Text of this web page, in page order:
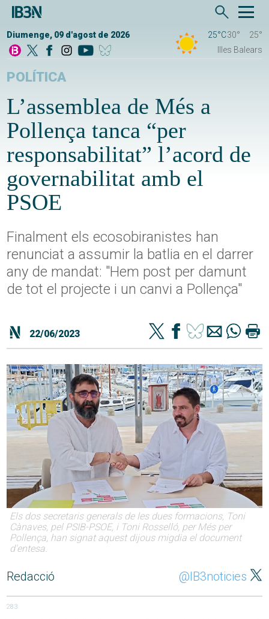
Diumenge, 09 d'agost de 2026 25°C30°
25°
Illes Balears
POLÍTICA
L’assemblea de Més a
Pollença tanca “per
responsabilitat” l’acord de
governabilitat amb el
PSOE
Finalment els ecosobiranistes han
renunciat a assumir la batlia en el darrer
any de mandat: "Hem post per damunt
de tot el projecte i un canvi a Pollença"
22/06/2023
Els dos secretaris generals de les dues formacions, Toni
Cànaves, pel PSIB-PSOE, i Toni Rosselló, per Més per
Pollença, han signat aquest dijous migdia el document
d'entesa.
Redacció @IB3noticies
283